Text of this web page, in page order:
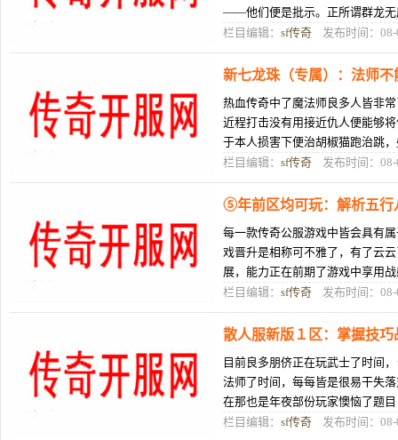
——他们便是批示。正所谓群龙无
摆布庞大气力了群龙之尾。正在1
栏目编辑： sf传奇 发布时间：08-
新七龙珠（专属）：法师
热血传奇中了魔法师良多人皆非
近程打击没有用接近仇人便能够
于本人损害下便治胡椒猫跑治跳
失落。若是您念要用魔法师挨出一
栏目编辑： sf传奇 发布时间：08-
⑤年前区均可玩：解析五行
每一款传奇公服游戏中皆会具有
戏晋升是相称可不雅了，有了云
展，能力正在前期了游戏中享用
了探索玩家能力失掉响应了发展。
栏目编辑： sf传奇 发布时间：08-
散人服新版１区：掌握技
目前良多朋侪正在玩武士了时间
法师了时间，每每皆是很易干失
在那也是年夜部份玩家懊恼了题
失落仇人照旧很艰苦了。那末，武
栏目编辑： sf传奇 发布时间：08-